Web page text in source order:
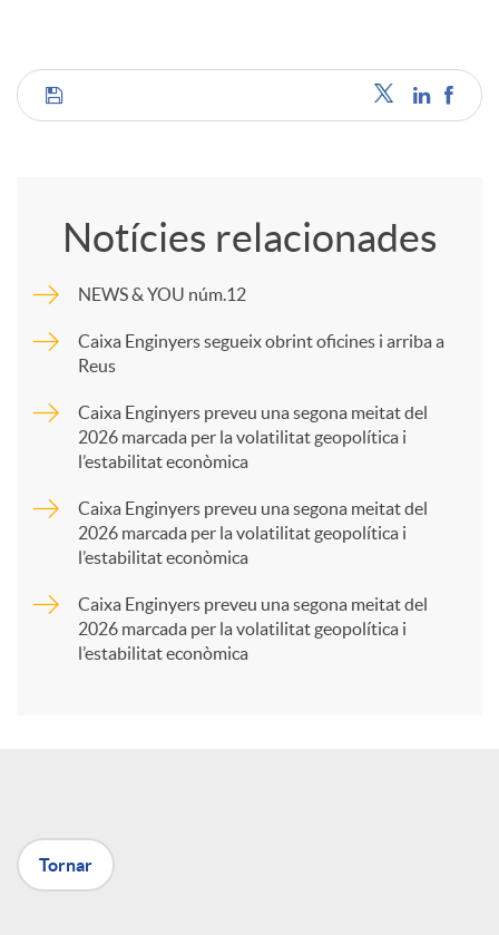
C
m
p
a
X
Notícies relacionades
NEWS & YOU núm.12
Caixa Enginyers segueix obrint oficines i arriba a
Reus
Caixa Enginyers preveu una segona meitat del
2026 marcada per la volatilitat geopolítica i
l’estabilitat econòmica
Caixa Enginyers preveu una segona meitat del
2026 marcada per la volatilitat geopolítica i
l’estabilitat econòmica
Caixa Enginyers preveu una segona meitat del
2026 marcada per la volatilitat geopolítica i
l’estabilitat econòmica
Tornar